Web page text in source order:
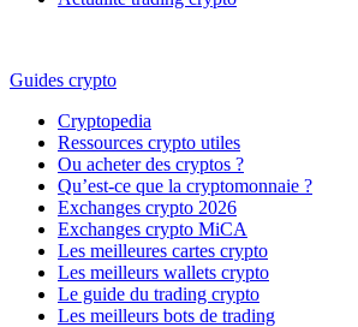
Guides crypto
Cryptopedia
Ressources crypto utiles
Ou acheter des cryptos ?
Qu’est-ce que la cryptomonnaie ?
Exchanges crypto 2026
Exchanges crypto MiCA
Les meilleures cartes crypto
Les meilleurs wallets crypto
Le guide du trading crypto
Les meilleurs bots de trading